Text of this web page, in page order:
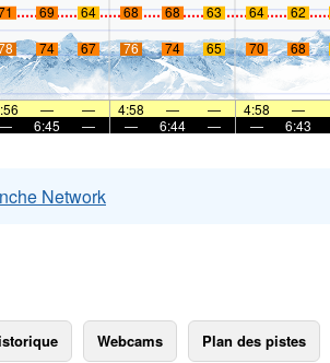
69 64 68 68 63 64 62
74 67 76 74 65 70 68
— — 4:58 — — 4:58 —
— 6:45 — — 6:44 — — 6:43
Network
Webcams Plan des pistes